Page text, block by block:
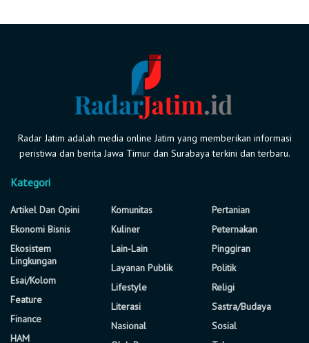
Radar Jatim adalah media online Jatim yang memberikan informasi
peristiwa dan berita Jawa Timur dan Surabaya terkini dan terbaru.
Kategori
Artikel Dan Opini
Ekonomi Bisnis
Ekosistem
Lingkungan
Esai/Kolom
Feature
Finance
HAM
Komunitas
Kuliner
Lain-Lain
Layanan Publik
Lifestyle
Literasi
Nasional
Pertanian
Peternakan
Pinggiran
Politik
Religi
Sastra/Budaya
Sosial